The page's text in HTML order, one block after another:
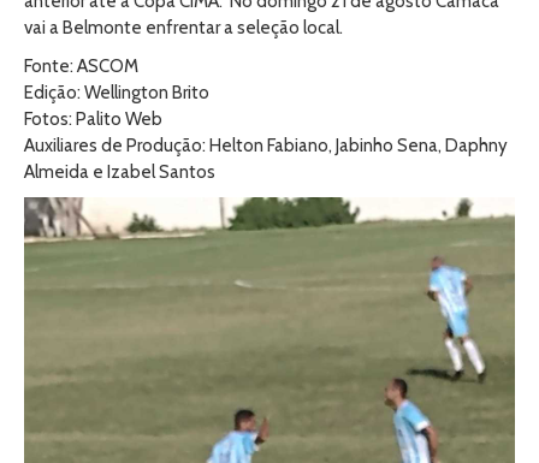
vai a Belmonte enfrentar a seleção local.
Fonte: ASCOM
Edição: Wellington Brito
Fotos: Palito Web
Auxiliares de Produção: Helton Fabiano, Jabinho Sena, Daphny
Almeida e Izabel Santos